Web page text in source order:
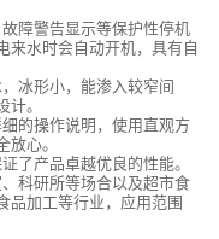
障警告显示等保护性停机
来水时会自动开机，具有自
冰形小，能渗入较窄间
计。
的操作说明，使用直观方
放心。
了产品卓越优良的性能。
科研所等场合以及超市食
品加工等行业，应用范围